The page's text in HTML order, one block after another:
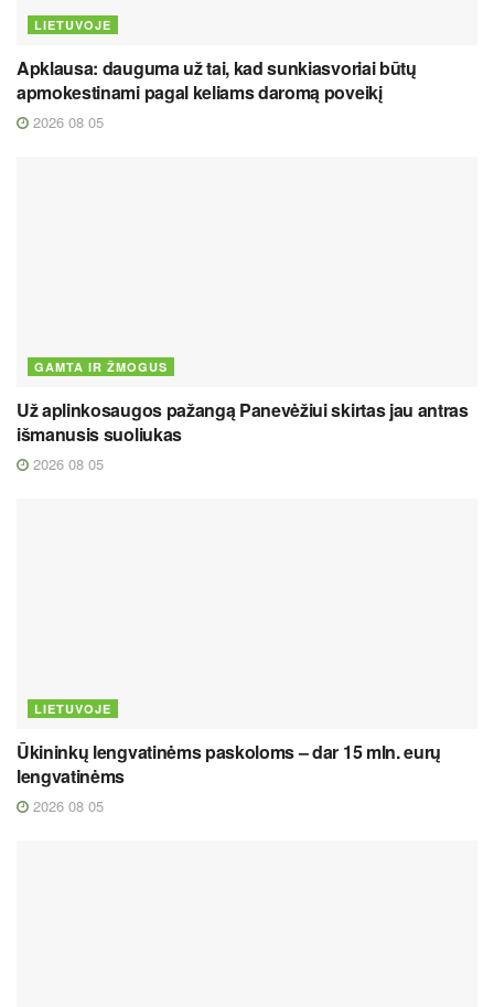
LIETUVOJE
Apklausa: dauguma už tai, kad sunkiasvoriai būtų
apmokestinami pagal keliams daromą poveikį
2026 08 05
GAMTA IR ŽMOGUS
Už aplinkosaugos pažangą Panevėžiui skirtas jau antras
išmanusis suoliukas
2026 08 05
LIETUVOJE
Ūkininkų lengvatinėms paskoloms – dar 15 mln. eurų
lengvatinėms
2026 08 05